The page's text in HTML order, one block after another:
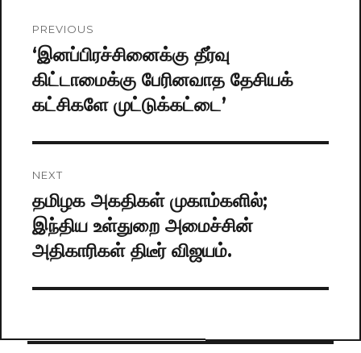
navigation
PREVIOUS
Previous
post:
‘இனப்பிரச்சினைக்கு தீர்வு
கிட்டாமைக்கு பேரினவாத தேசியக்
கட்சிகளே முட்டுக்கட்டை’
NEXT
Next
post:
தமிழக அகதிகள் முகாம்களில்;
இந்திய உள்துறை அமைச்சின்
அதிகாரிகள் திடீர் விஜயம்.